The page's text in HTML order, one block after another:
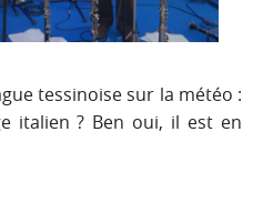
tessinoise sur la météo :
italien ? Ben oui, il est en